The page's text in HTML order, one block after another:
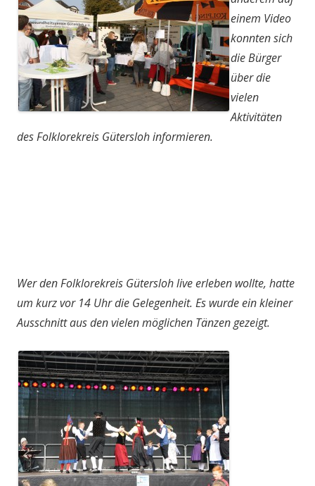
einem Video
konnten sich
die Bürger
über die
vielen
Aktivitäten
des Folklorekreis Gütersloh informieren.
Wer den Folklorekreis Gütersloh live erleben wollte, hatte
um kurz vor 14 Uhr die Gelegenheit. Es wurde ein kleiner
Ausschnitt aus den vielen möglichen Tänzen gezeigt.